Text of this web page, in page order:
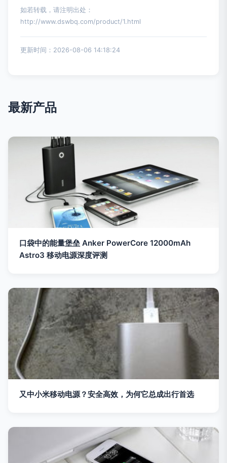
如若转载，请注明出处：
http://www.dswbq.com/product/1.html
更新时间：2026-08-06 14:18:24
最新产品
口袋中的能量堡垒 Anker PowerCore 12000mAh
Astro3 移动电源深度评测
又中小米移动电源？安全高效，为何它总成出行首选